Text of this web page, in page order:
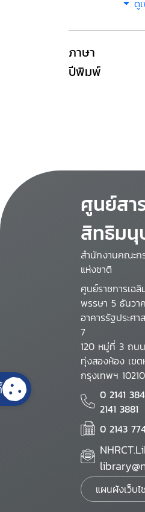
ดู
ภาษา
ปีพิมพ์
ศูนย์สา
สิทธิม
สำนักงานคณะ
แห่งชาติ
ศูนย์ราชการเฉ
พรรษา 5 ธันวา
อาคารรัฐประศ
7
120 หมู่ที่ 3 ถน
ทุ่งสองห้อง เข
กรุงเทพฯ 10210
0 2141
2141 3881
0 2143
แผนผังเว็บไ